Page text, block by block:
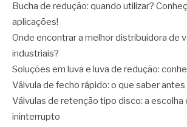
Bucha de redução: quando utilizar?
aplicações!
Onde encontrar a melhor distribuidora de
industriais?
Soluções em luva e luva de redução:
Válvula de fecho rápido: o que saber
Válvulas de retenção tipo disco: a escolha
ininterrupto